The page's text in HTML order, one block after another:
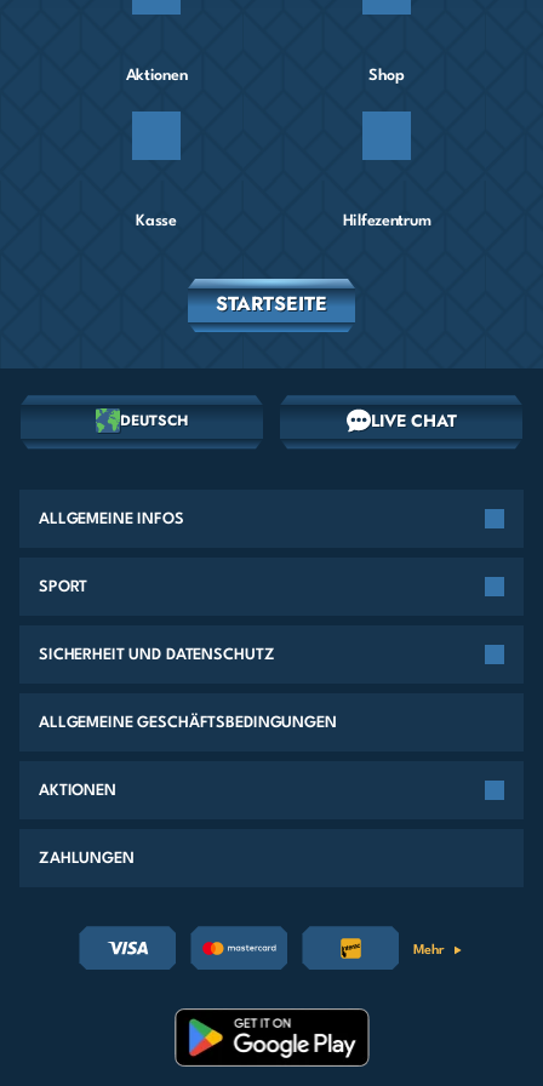
Aktionen Shop
Kasse Hilfezentrum
STARTSEITE
DEUTSCH LIVE CHAT
ALLGEMEINE INFOS
SPORT
SICHERHEIT UND DATENSCHUTZ
ALLGEMEINE GESCHÄFTSBEDINGUNGEN
AKTIONEN
ZAHLUNGEN
Mehr